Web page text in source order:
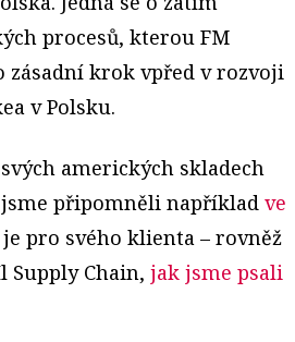
procesů, kterou FM
zásadní krok vpřed v rozvoji
v Polsku.
amerických skladech
připomněli například ve
je pro svého klienta – rovněž
Supply Chain, jak jsme psali